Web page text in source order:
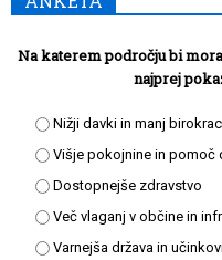
Na katerem področju bi
najprej
Nižji davki in manj
Višje pokojnine in pomoč
Dostopnejše zdravstvo
Več vlaganj v občine in
Varnejša država in